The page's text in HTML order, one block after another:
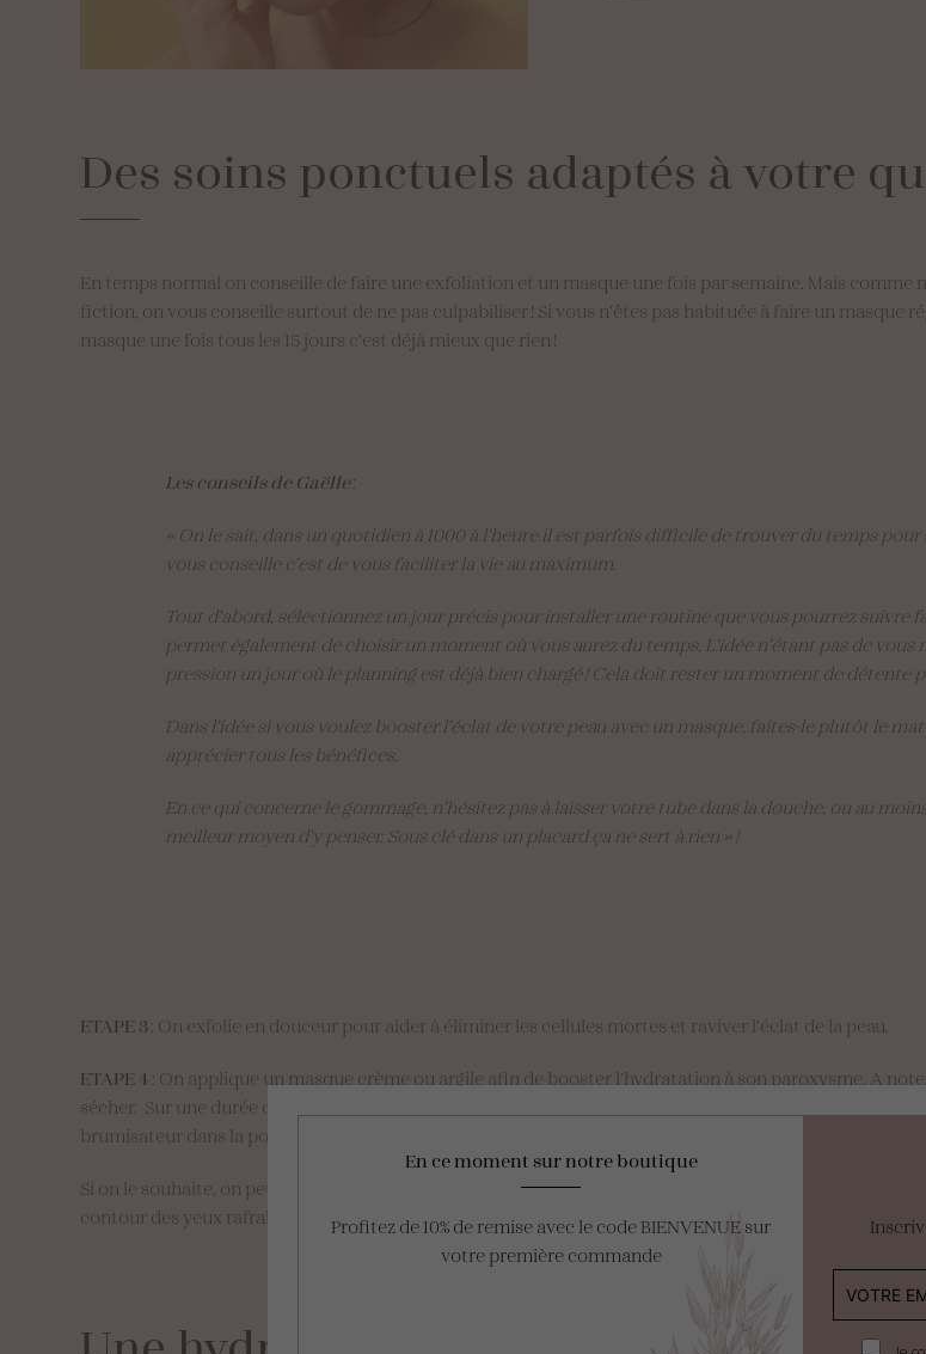
Des soins ponctuels adaptés à votre
En temps normal on conseille de faire une exfoliation et un masque une fois par semaine. Mais
fiction, on vous conseille surtout de ne pas culpabiliser ! Si vous n’êtes pas habituée à faire un
masque une fois tous les 15 jours c’est déjà mieux que rien !
Les conseils de Gaëlle:
« On le sait, dans un quotidien à 1000 à l’heure il est parfois difficile de trouver du temps pour
vous conseille c’est de vous faciliter la vie au maximum.
Tout d’abord, sélectionnez un jour précis pour installer une routine que vous pourrez suivre
permet également de choisir un moment où vous aurez du temps. L’idée n’étant pas de vous
pression un jour où le planning est déjà bien chargé ! Cela doit rester un moment de détente
Dans l’idée si vous voulez booster l’éclat de votre peau avec un masque, faites-le plutôt le
apprécier tous les bénéfices.
En ce qui concerne le gommage, n’hésitez pas à laisser votre tube dans la douche, ou au moins
meilleur moyen d’y penser. Sous clé dans un placard ça ne sert à rien » !
ETAPE 3: On exfolie en douceur pour aider à éliminer les cellules mortes et raviver l’éclat de la peau.
ETAPE 4 : On applique un masque crème ou argile afin de booster l’hydratation à son paroxysme. A
sécher. Sur une durée de pose de 10/15 minutes, il faudra prévoir entre 5 et 7 pulvérisations d’eau
brumisateur dans la poche et vaquez tranquillement à vos occupations.
Si on le souhaite, on peut également venir défatiguer ses yeux avec des patchs conçus pour atténuer
contour des yeux rafraîchi et rajeuni. Là aussi préférez le matin afin de profiter pleinement des bienfaits !
En ce moment sur notre boutique
Profitez de 10% de remise avec le code BIENVENUE sur
votre première commande